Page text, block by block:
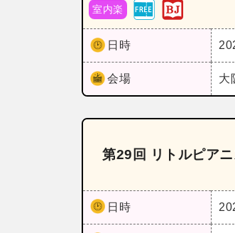
室内楽
日時
会場 大
第29回 リトルピア
日時